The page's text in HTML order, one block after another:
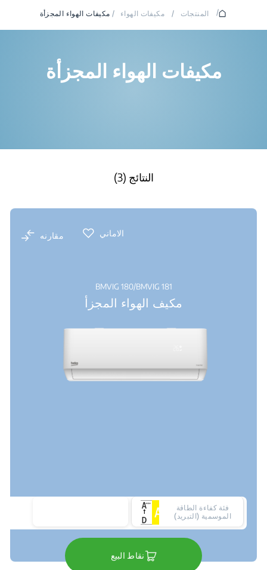
/ المنتجات / مكيفات الهواء / مكيفات الهواء المجزأة
مكيفات الهواء المجزأة
النتائج (3)
الاماني مقارنه
BMVIG 180/BMVIG 181
مكيف الهواء المجزأ
فئة كفاءة الطاقة
الموسمية (التبريد)
نقاط البيع